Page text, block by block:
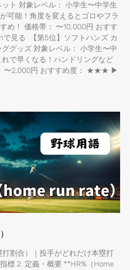
ト 対象レベル： 小学生〜中学生
可能！角度を変えるとゴロやフラ
め！ 価格帯： 〜10,000円 おすす
見る 【第5位】ソフトハンズ カ
グッズ 対象レベル： 小学生〜中
で早くなる！ハンドリングなど
〜2,000円 おすすめ度： ★★★ ▶
打割合）｜投手がどれだけ本塁打
標 2. 定義・概要 **HR%（Home